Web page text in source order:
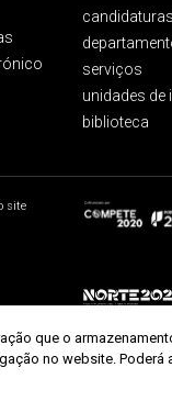
candidaturas
serviços
unidades de
biblioteca
site
que o
no website. Poderá